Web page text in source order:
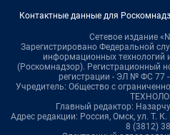
Контактные данные для
Сетевое издание
Зарегистрировано Федеральной
информационных технологий
(Роскомнадзор). Регистрационный
регистрации - ЭЛ № ФС 77
Учредитель: Общество с
Главный редактор:
Адрес редакции: Россия, Омск, ул. Т.
8 (3812)